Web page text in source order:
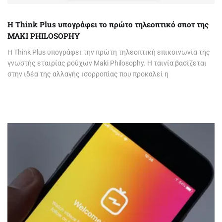
Η Think Plus υπογράφει το πρώτο τηλεοπτικό σποτ της
MAKI PHILOSOPHY
Η Think Plus υπογράφει την πρώτη τηλεοπτική επικοινωνία της
γνωστής εταιρίας ρούχων Maki Philosophy. Η ταινία βασίζεται
στην ιδέα της αλλαγής ισορροπίας που προκαλεί η